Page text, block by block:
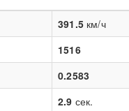
391.5км/ч
1516
0.2583
2.9 сек.